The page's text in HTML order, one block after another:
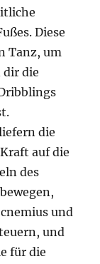
Diese
Tanz, um
dir die
die
auf die
des
und
und
für die